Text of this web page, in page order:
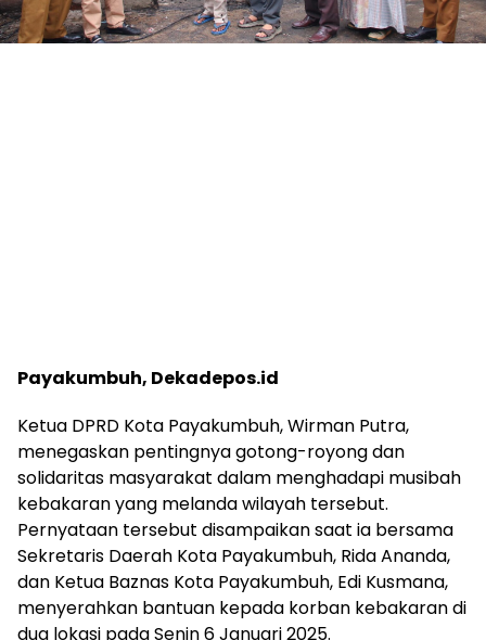
Payakumbuh, Dekadepos.id
Ketua DPRD Kota Payakumbuh, Wirman Putra,
menegaskan pentingnya gotong-royong dan
solidaritas masyarakat dalam menghadapi musibah
kebakaran yang melanda wilayah tersebut.
Pernyataan tersebut disampaikan saat ia bersama
Sekretaris Daerah Kota Payakumbuh, Rida Ananda,
dan Ketua Baznas Kota Payakumbuh, Edi Kusmana,
menyerahkan bantuan kepada korban kebakaran di
dua lokasi pada Senin 6 Januari 2025.